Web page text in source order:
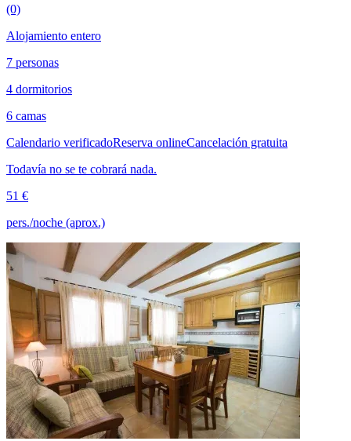
(0)
Alojamiento entero
7 personas
4 dormitorios
6 camas
Calendario verificadoReserva onlineCancelación gratuita
Todavía no se te cobrará nada.
51 €
pers./noche (aprox.)